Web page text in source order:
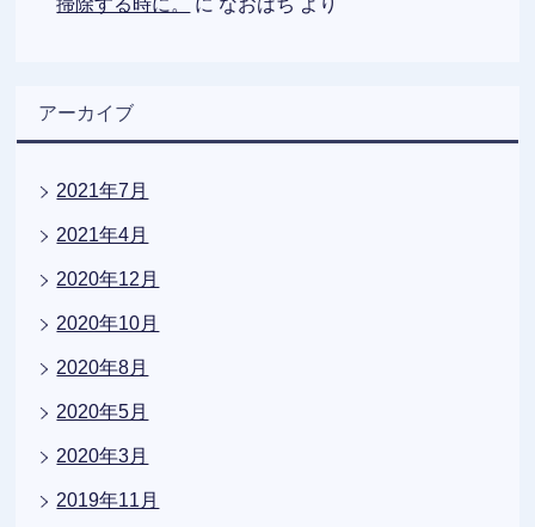
アーカイブ
2021年7月
2021年4月
2020年12月
2020年10月
2020年8月
2020年5月
2020年3月
2019年11月